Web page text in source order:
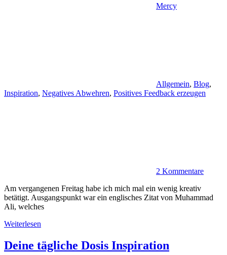
Mercy
Allgemein, Blog,
Inspiration, Negatives Abwehren, Positives Feedback erzeugen
2 Kommentare
Am vergangenen Freitag habe ich mich mal ein wenig kreativ
betätigt. Ausgangspunkt war ein englisches Zitat von Muhammad
Ali, welches
Weiterlesen
Deine tägliche Dosis Inspiration